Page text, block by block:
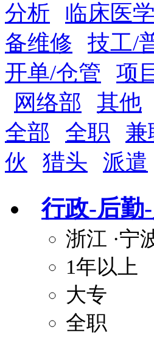
安排进修 科研启动
关怀与福利
包住 包吃
定期团建 节日福
解决户口 事业编制
员工旅游 高温补贴
分析
临床医
备维修
技工/
开单/仓管
项
网络部
其他
全部
全职 兼
伙
猎头 派遣
行政-后勤
浙江 ·宁
1年以上
大专
全职